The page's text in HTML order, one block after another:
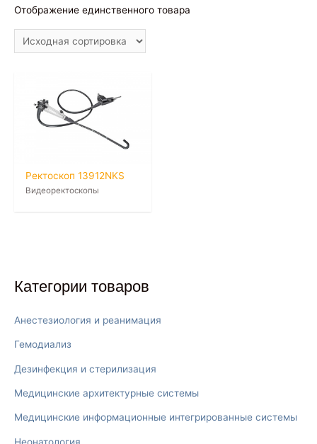
Категории товаров
Анестезиология и реанимация
Гемодиализ
Дезинфекция и стерилизация
Медицинские архитектурные системы
Медицинские информационные интегрированные системы
Неонатология
Отображение единственного товара
Ректоскоп 13912NKS
Видеоректоскопы